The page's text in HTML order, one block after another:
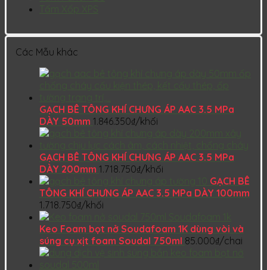
Các Mẫu khác
GẠCH BÊ TÔNG KHÍ CHƯNG ÁP AAC 3.5 MPa
DÀY 50mm 1.846.350₫/khối
GẠCH BÊ TÔNG KHÍ CHƯNG ÁP AAC 3.5 MPa
DÀY 200mm 1.718.750₫/khối
GẠCH BÊ
TÔNG KHÍ CHƯNG ÁP AAC 3.5 MPa DÀY 100mm
1.718.750₫/khối
Keo Foam bọt nở Soudafoam 1K dùng vòi và
súng cụ xịt foam Soudal 750ml 85.000₫/chai